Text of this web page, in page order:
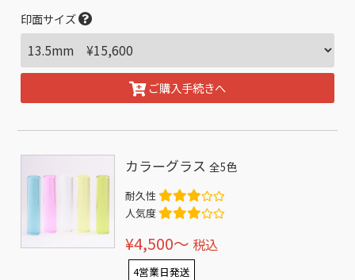
印面サイズ
ご購入手続きへ
カラーグラス全5色
耐久性
人気度
¥4,500〜 税込
4営業日発送